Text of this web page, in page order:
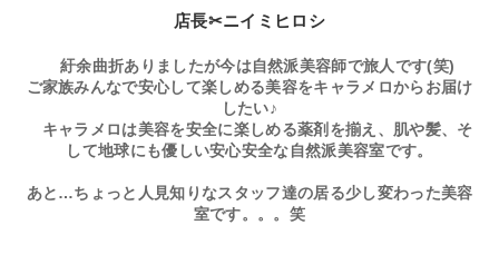
店長✂ニイミヒロシ
紆余曲折ありましたが今は自然派美容師で旅人です(笑)
ご家族みんなで安心して楽しめる美容をキャラメロからお届け
したい♪
キャラメロは美容を安全に楽しめる薬剤を揃え、肌や髪、そ
して地球にも優しい安心安全な自然派美容室です。
あと…ちょっと人見知りなスタッフ達の居る少し変わった美容
室です。。。笑